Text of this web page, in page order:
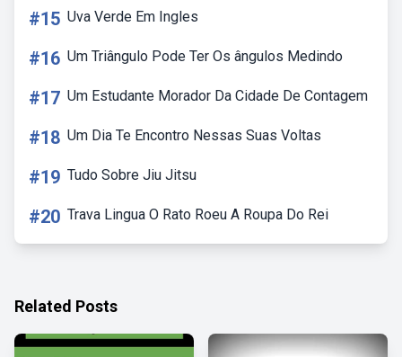
#15 Uva Verde Em Ingles
#16 Um Triângulo Pode Ter Os ângulos Medindo
#17 Um Estudante Morador Da Cidade De Contagem
#18 Um Dia Te Encontro Nessas Suas Voltas
#19 Tudo Sobre Jiu Jitsu
#20 Trava Lingua O Rato Roeu A Roupa Do Rei
Related Posts